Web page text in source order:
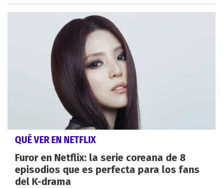
QUÉ VER EN NETFLIX
Furor en Netflix: la serie coreana de 8
episodios que es perfecta para los fans
del K-drama